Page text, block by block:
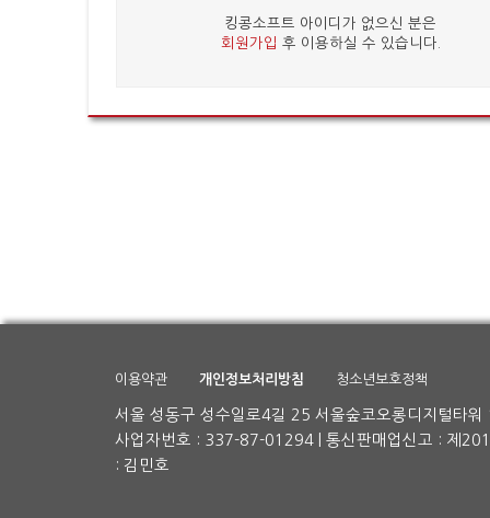
킹콩소프트 아이디가 없으신 분은
회원가입 후 이용하실 수 있습니다.
이용약관 개인정보처리방침 청소년보호정책
서울 성동구 성수일로4길 25 서울숲코오롱디지털타
사업자번호 : 337-87-01294 | 통신판매업신고 : 제
: 김민호